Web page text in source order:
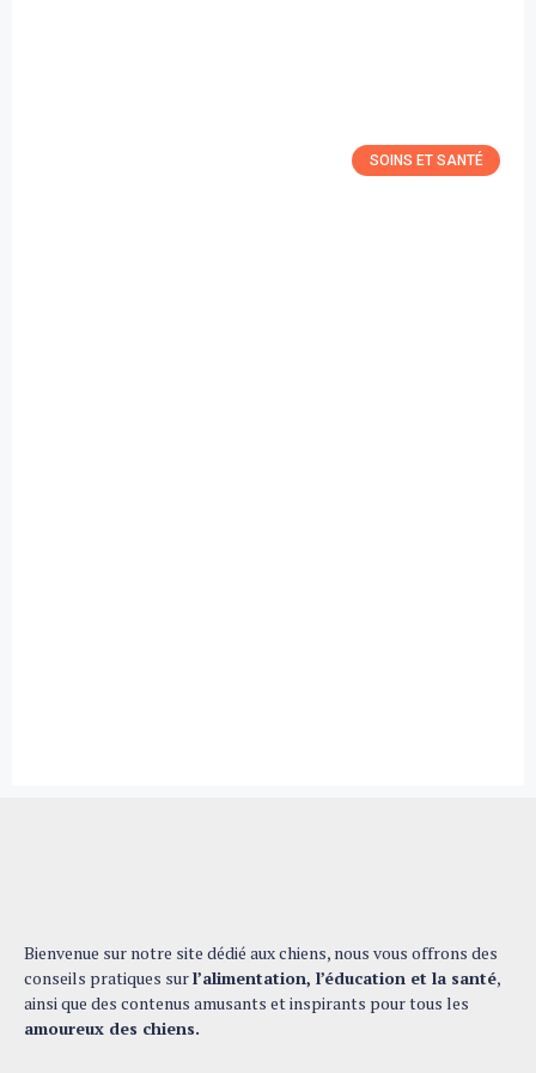
SOINS ET SANTÉ
Bienvenue sur notre site dédié aux chiens, nous vous offrons des
conseils pratiques surl’alimentation, l’éducation et la santé,
ainsi que des contenus amusants et inspirants pour tous les
amoureux des chiens.